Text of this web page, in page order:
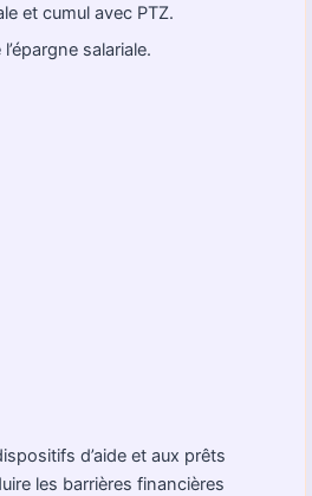
et cumul avec PTZ.
salariale.
d’aide et aux prêts
les barrières financières